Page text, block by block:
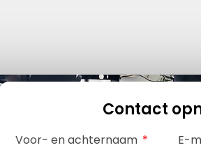
Contact
Voor- en achternaam E-